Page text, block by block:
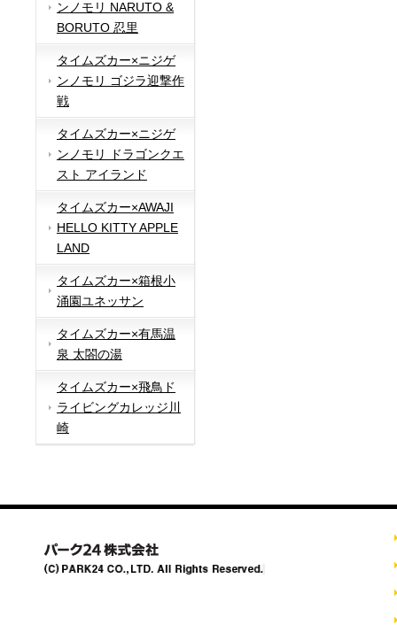
ンノモリ NARUTO &
BORUTO 忍里
タイムズカー×ニジゲ
ンノモリ ゴジラ迎撃作
戦
タイムズカー×ニジゲ
ンノモリ ドラゴンクエ
スト アイランド
タイムズカー×AWAJI
HELLO KITTY APPLE
LAND
タイムズカー×箱根小
涌園ユネッサン
タイムズカー×有馬温
泉 太閤の湯
タイムズカー×飛鳥ド
ライビングカレッジ川
崎